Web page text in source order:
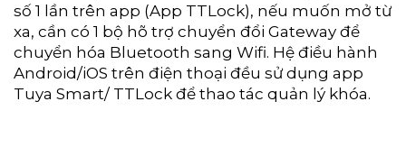
số 1 lần trên app (App TTLock), nếu muốn mở từ
xa, cần có 1 bộ hõ trợ chuyển đổi Gateway để
chuyển hóa Bluetooth sang Wifi. Hệ điều hành
Android/iOS trên điện thoại đều sử dụng app
Tuya Smart/ TTLock để thao tác quản lý khóa.